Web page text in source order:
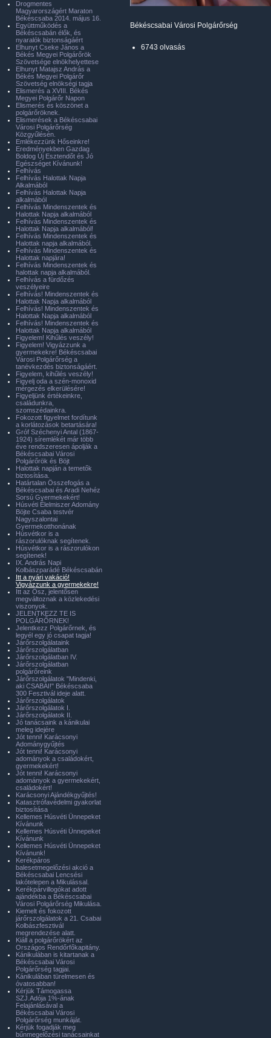
Békéscsabai Városi Polgárőrség
6743 olvasás
Drogmentes
Magyarországért Maraton
Békéscsaba 2014. május 16.
Együttműködés a
Békéscsabán élők, és
nyaralók biztonságáért
Elhunyt Cseke János a
Békés Megyei Polgárőrök
Szövetsége elnökhelyettese
Elhunyt Matajsz András a
Békés Megyei Polgárőr
Szövetség elnökségi tagja
Elismerés a XVIII. Békés
Megyei Polgárőr Napon
Elismerés és köszönet a
polgárőröknek.
Elismerések a Békéscsabai
Városi Polgárőrség
Közgyűlésén.
Emlékezzünk Hőseinkre!
Eredményekben Gazdag
Boldog Új Esztendőt és Jó
Egészséget Kívánunk!
Felhívás
Felhívás Halottak Napja
Alkalmából
Felhívás Halottak Napja
alkalmából
Felhívás Mindenszentek és
Halottak Napja alkalmából
Felhívás Mindenszentek és
Halottak Napja alkalmából!
Felhívás Mindenszentek és
Halottak napja alkalmából.
Felhívás Mindenszentek és
Halottak napjára!
Felhívás Mindenszentek és
halottak napja alkalmából.
Felhívás a fürdőzés
veszélyeire
Felhívás! Mindenszentek és
Halottak Napja alkalmából
Felhívás! Mindenszentek és
Halottak Napja alkalmából
Felhívás! Mindenszentek és
Halottak Napja alkalmából
Figyelem! Kihűlés veszély!
Figyelem! Vigyázzunk a
gyermekekre! Békéscsabai
Városi Polgárőrség a
tanévkezdés biztonságáért.
Figyelem, kihűlés veszély!
Figyelj oda a szén-monoxid
mérgezés elkerülésére!
Figyeljünk értékeinkre,
családunkra,
szomszédainkra.
Fokozott figyelmet fordítunk
a korlátozások betartására!
Gróf Széchenyi Antal (1867-
1924) síremlékét már több
éve rendszeresen ápolják a
Békéscsabai Városi
Polgárőrök és Böjt
Halottak napján a temetők
biztosítása.
Határtalan Összefogás a
Békéscsabai és Aradi Nehéz
Sorsú Gyermekekért!
Húsvéti Élelmiszer Adomány
Böjte Csaba testvér
Nagyszalontai
Gyermekotthonának
Húsvétkor is a
rászorulóknak segítenek.
Húsvétkor is a rászorulókon
segítenek!
IX. András Napi
Kolbászparádé Békéscsabán
Itt a nyári vakáció!
Vigyázzunk a gyermekekre!
Itt az Ősz, jelentősen
megváltoznak a közlekedési
viszonyok.
JELENTKEZZ TE IS
POLGÁRŐRNEK!
Jelentkezz Polgárőrnek, és
legyél egy jó csapat tagja!
Járőrszolgálataink
Járőrszolgálatban
Járőrszolgálatban IV.
Járőrszolgálatban
polgárőreink
Járőrszolgálatok "Mindenki,
aki CSABAI!" Békéscsaba
300 Fesztivál ideje alatt.
Járőrszolgálatok
Járőrszolgálatok I.
Járőrszolgálatok II.
Jó tanácsaink a kánikulai
meleg idejére
Jót tenni! Karácsonyi
Adománygyűjtés
Jót tenni! Karácsonyi
adományok a családokért,
gyermekekért!
Jót tenni! Karácsonyi
adományok a gyermekekért,
családokért!
Karácsonyi Ajándékgyűjtés!
Katasztrófavédelmi gyakorlat
biztosítása
Kellemes Húsvéti Ünnepeket
Kívánunk
Kellemes Húsvéti Ünnepeket
Kívánunk
Kellemes Húsvéti Ünnepeket
Kívánunk!
Kerékpáros
balesetmegelőzési akció a
Békéscsabai Lencsési
lakótelepen a Mikulással.
Kerékpárvillogókat adott
ajándékba a Békéscsabai
Városi Polgárőrség Mikulása.
Kiemelt és fokozott
járőrszolgálatok a 21. Csabai
Kolbászfesztivál
megrendezése alatt.
Kiáll a polgárőrökért az
Országos Rendőrfőkapitány.
Kánikulában is kitartanak a
Békéscsabai Városi
Polgárőrség tagjai.
Kánikulában türelmesen és
óvatosabban!
Kérjük Támogassa
SZJ.Adója 1%-ának
Felajánlásával a
Békéscsabai Városi
Polgárőrség munkáját.
Kérjük fogadják meg
bűnmegelőzési tanácsainkat